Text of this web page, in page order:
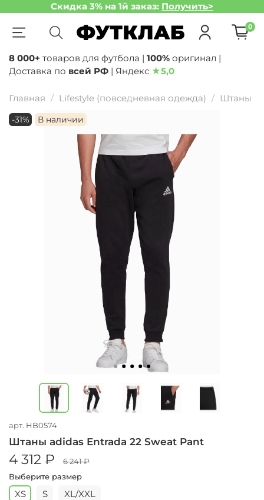
Скидка 3% на 1й заказ: Получить>
0
8 000+ товаров для футбола | 100% оригинал |
Доставка по всей РФ | Яндекс ★5,0
Главная Lifestyle (повседневная одежда) Штаны
-31% В наличии
арт. HB0574
Штаны adidas Entrada 22 Sweat Pant
4 312 ₽
6 241 ₽
Выберите размер
XS S XL/XXL